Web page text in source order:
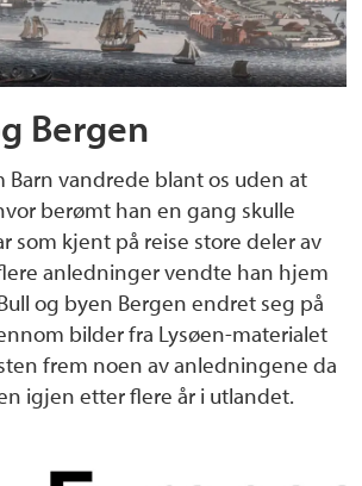
Bergen
vandrede blant os uden at
berømt han en gang skulle
som kjent på reise store deler av
anledninger vendte han hjem
og byen Bergen endret seg på
bilder fra Lysøen-materialet
frem noen av anledningene da
igjen etter flere år i utlandet.